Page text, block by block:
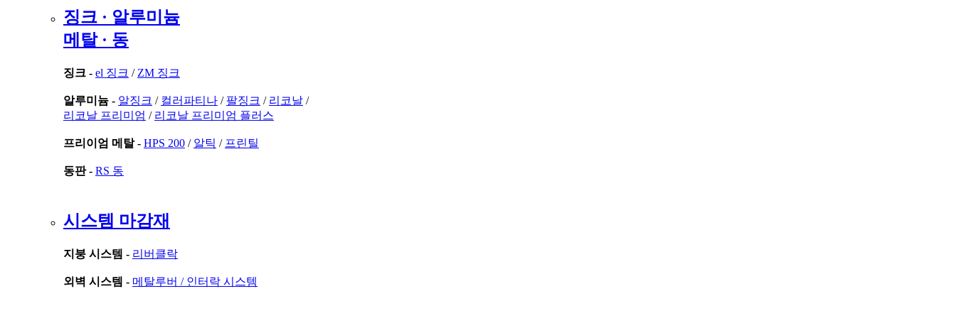
징크 · 알루미늄
메탈 · 동
징크 - el 징크 / ZM 징크
알루미늄 - 알징크 / 컬러파티나 / 팔징크 / 리코날 /
리코날 프리미엄 / 리코날 프리미엄 플러스
프리이엄 메탈 - HPS 200 / 알틱 / 프린틸
동판 - RS 동
시스템 마감재
지붕 시스템 - 리버클락
외벽 시스템 - 메탈루버 / 인터락 시스템